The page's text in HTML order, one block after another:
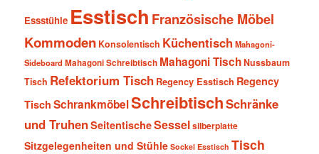
Essstühle Esstisch Französische Möbel
Kommoden Konsolentisch Küchentisch Mahagoni-
SideboardMahagoni Schreibtisch Mahagoni TischNussbaum
Tisch Refektorium Tisch Regency Esstisch Regency
Tisch SchrankmöbelSchreibtischSchränke
und TruhenSeitentischeSesselsilberplatte
Sitzgelegenheiten und Stühle Sockel Esstisch Tisch